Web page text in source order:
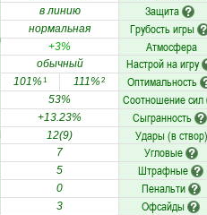
в линию
Защита
нормальная
Грубость игры
+3%
Атмосфера
обычный
Настрой на игру
101%1 111%2 Оптимальность
53% Соотношение сил
+13.23%
Сыгранность
12(9)
Удары (в створ)
7
Угловые
5
Штрафные
0
Пенальти
3
Офсайды